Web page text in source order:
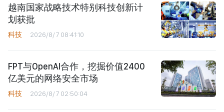
越南国家战略技术特别科技创新计
划获批
科技 2026/8/7 08:41:10
FPT与OpenAI合作，挖掘价值2400
亿美元的网络安全市场
科技 2026/8/7 02:50:04